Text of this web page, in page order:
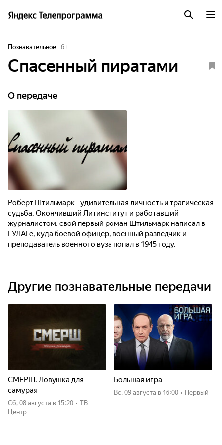
Познавательное 6+
Спасенный пиратами
О передаче
Роберт Штильмарк - удивительная личность и трагическая
судьба. Окончивший Литинститут и работавший
журналистом, свой первый роман Штильмарк написал в
ГУЛАГе, куда боевой офицер, военный разведчик и
преподаватель военного вуза попал в 1945 году.
Другие познавательные передачи
СМЕРШ. Ловушка для
самурая
сб, 08 августа в 15:20 • ТВ
Центр
Большая игра
вс, 09 августа в 16:00 • Первый